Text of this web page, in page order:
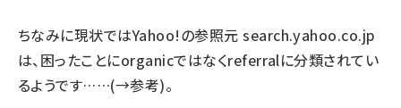
ちなみに現状ではYahoo!の参照元 search.yahoo.co.jp
は、困ったことにorganicではなくreferralに分類されてい
るようです……(→参考)。